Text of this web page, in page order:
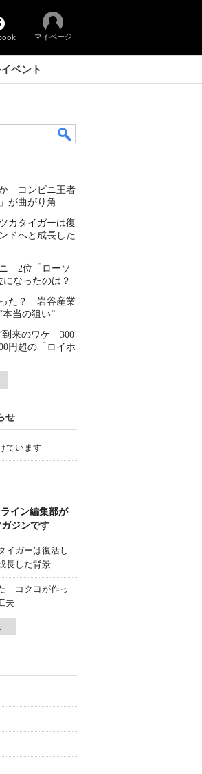
マイページ
ベント
コンビニ王者
が曲がり角
カタイガーは復
ドへと成長した
2位「ローソ
になったのは？
った？ 岩谷産業
当の狙い”
到来のワケ 300
円超の「ロイホ
せ
ています
イン編集部が
ジンです
イガーは復活し
長した背景
コクヨが作っ
夫